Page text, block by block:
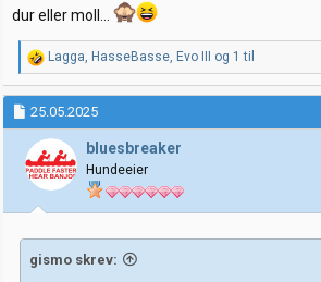
dur eller moll...
R
e
a
k
s
j
o
n
e
r
Lagga, HasseBasse, Evo III og 1 til
25.05.2025
bluesbreaker
Hundeeier
gismo skrev: